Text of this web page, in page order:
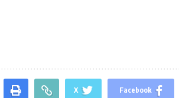
Facebook
X